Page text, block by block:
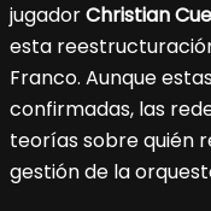
jugadorChristian
esta
Franco. Aunque
confirmadas, las
teorías sobre quién
gestión de la